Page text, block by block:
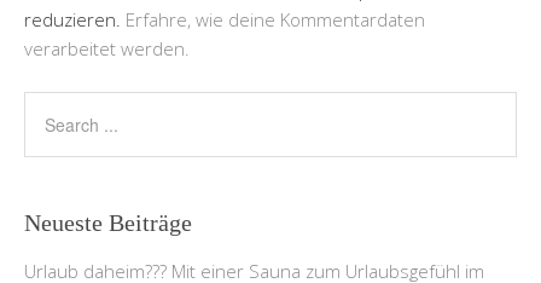
reduzieren. Erfahre, wie deine Kommentardaten
verarbeitet werden.
Neueste Beiträge
Urlaub daheim??? Mit einer Sauna zum Urlaubsgefühl im